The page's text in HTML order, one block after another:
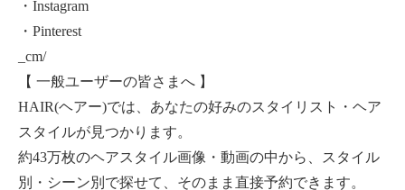
・Instagram
・Pinterest
_cm/
【 一般ユーザーの皆さまへ 】
HAIR(ヘアー)では、あなたの好みのスタイリスト・ヘア
スタイルが見つかります。
約43万枚のヘアスタイル画像・動画の中から、スタイル
別・シーン別で探せて、そのまま直接予約できます。